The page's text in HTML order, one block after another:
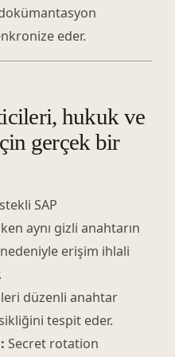
eder.
hukuk ve
gerçek bir
SAP
aynı gizli anahtarın
erişim ihlali
düzenli anahtar
tespit eder.
Secret rotation